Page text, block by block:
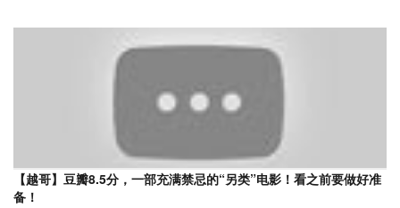
【越哥】豆瓣8.5分，一部充满禁忌的“另类”电影！看之前要做好准
备！